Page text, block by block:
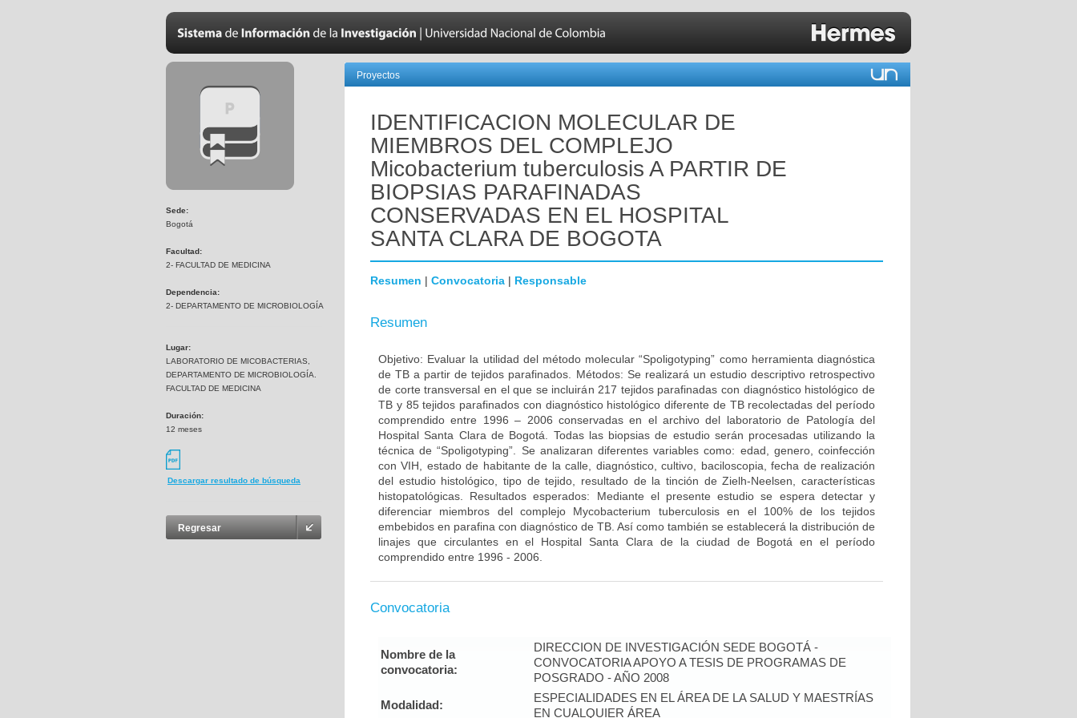
Sede:
Bogotá
Facultad:
2- FACULTAD DE MEDICINA
Dependencia:
2- DEPARTAMENTO DE MICROBIOLOGÍA
Lugar:
LABORATORIO DE MICOBACTERIAS,
DEPARTAMENTO DE MICROBIOLOGÍA.
FACULTAD DE MEDICINA
Duración:
12 meses
Descargar resultado de búsqueda
Regresar
Proyectos
IDENTIFICACION MOLECULAR DE
MIEMBROS DEL COMPLEJO
Micobacterium tuberculosis A PARTIR DE
BIOPSIAS PARAFINADAS
CONSERVADAS EN EL HOSPITAL
SANTA CLARA DE BOGOTA
Resumen | Convocatoria | Responsable
Resumen
Objetivo: Evaluar la utilidad del método molecular “Spoligotyping” como herramienta diagnóstica
de TB a partir de tejidos parafinados. Métodos: Se realizará un estudio descriptivo retrospectivo
de corte transversal en el que se incluirán 217 tejidos parafinadas con diagnóstico histológico de
TB y 85 tejidos parafinados con diagnóstico histológico diferente de TB recolectadas del período
comprendido entre 1996 – 2006 conservadas en el archivo del laboratorio de Patología del
Hospital Santa Clara de Bogotá. Todas las biopsias de estudio serán procesadas utilizando la
técnica de “Spoligotyping”. Se analizaran diferentes variables como: edad, genero, coinfección
con VIH, estado de habitante de la calle, diagnóstico, cultivo, baciloscopia, fecha de realización
del estudio histológico, tipo de tejido, resultado de la tinción de Zielh-Neelsen, características
histopatológicas. Resultados esperados: Mediante el presente estudio se espera detectar y
diferenciar miembros del complejo Mycobacterium tuberculosis en el 100% de los tejidos
embebidos en parafina con diagnóstico de TB. Así como también se establecerá la distribución de
linajes que circulantes en el Hospital Santa Clara de la ciudad de Bogotá en el período
comprendido entre 1996 - 2006.
Convocatoria
Nombre de la
convocatoria:
DIRECCION DE INVESTIGACIÓN SEDE BOGOTÁ -
CONVOCATORIA APOYO A TESIS DE PROGRAMAS DE
POSGRADO - AÑO 2008
Modalidad:
ESPECIALIDADES EN EL ÁREA DE LA SALUD Y MAESTRÍAS
EN CUALQUIER ÁREA